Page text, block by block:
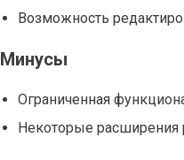
Возможность
Минусы
Ограниченная
Некоторые расширения